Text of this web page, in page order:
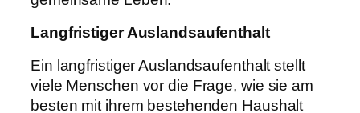
Langfristiger Auslandsaufenthalt
Ein langfristiger Auslandsaufenthalt stellt
viele Menschen vor die Frage, wie sie am
besten mit ihrem bestehenden Haushalt